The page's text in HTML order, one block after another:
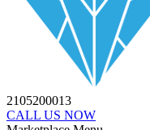
2105200013
CALL US NOW